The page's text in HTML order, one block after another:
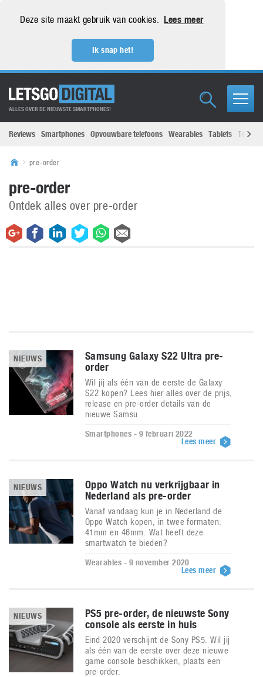
Deze site maakt gebruik van cookies. Lees meer
Ik snap het!
ALLES OVER DE NIEUWSTE SMARTPHONES!
Reviews Smartphones Opvouwbare telefoons Wearables Tablets
pre-order
pre-order
Ontdek alles over pre-order
NIEUWS
Samsung Galaxy S22 Ultra pre-
order
Wil jij als één van de eerste de Galaxy
S22 kopen? Lees hier alles over de prijs,
release en pre-order details van de
nieuwe Samsu
Smartphones - 9 februari 2022
Lees meer
NIEUWS
Oppo Watch nu verkrijgbaar in
Nederland als pre-order
Vanaf vandaag kun je in Nederland de
Oppo Watch kopen, in twee formaten:
41mm en 46mm. Wat heeft deze
smartwatch te bieden?
Wearables - 9 november 2020
Lees meer
NIEUWS
PS5 pre-order, de nieuwste Sony
console als eerste in huis
Eind 2020 verschijnt de Sony PS5. Wil jij
als één van de eerste over deze nieuwe
game console beschikken, plaats een
pre-order.